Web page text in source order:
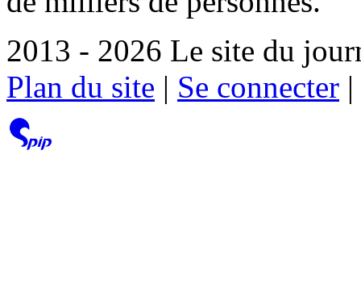
2013 - 2026 Le site du
Plan du site | Se connecter |